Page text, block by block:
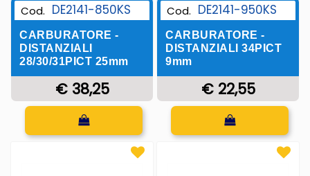
Cod. DE2141-850KS
CARBURATORE -
DISTANZIALI
28/30/31PICT 25mm
€ 38,25
Quantità
Cod. DE2141-950KS
CARBURATORE -
DISTANZIALI 34PICT
9mm
€ 22,55
Quantità